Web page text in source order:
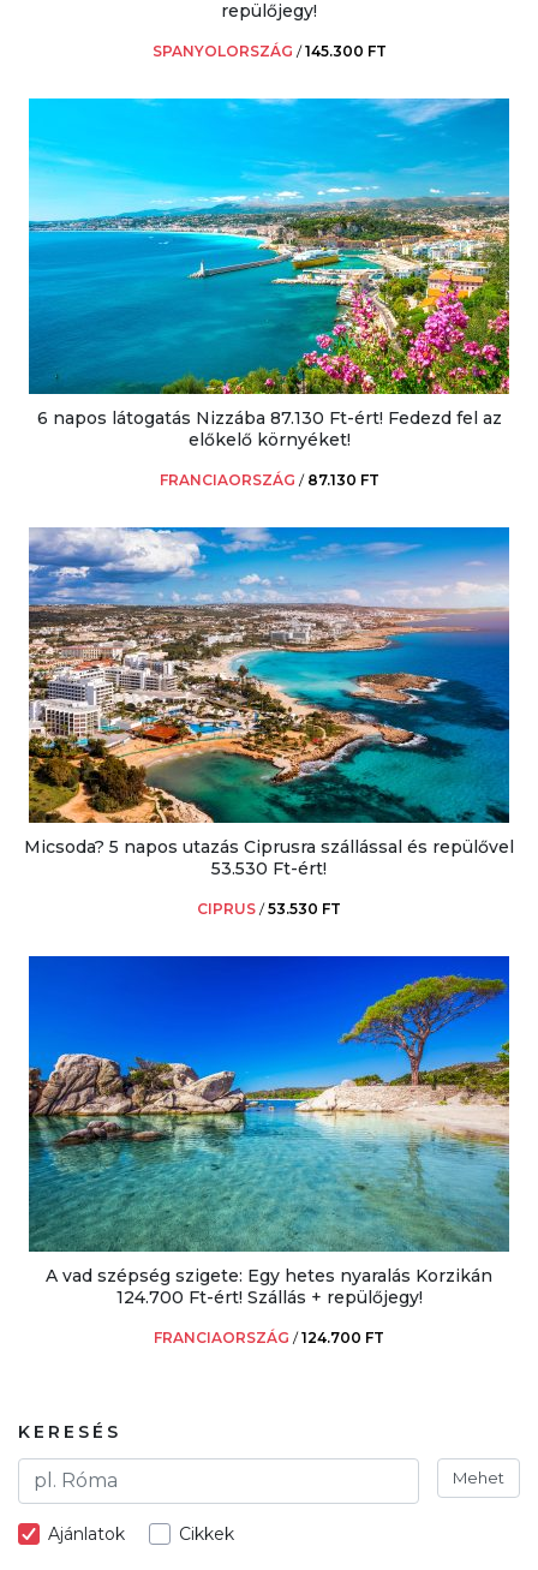
repülőjegy!
SPANYOLORSZÁG /145.300 FT
6 napos látogatás Nizzába 87.130 Ft-ért! Fedezd fel az
előkelő környéket!
FRANCIAORSZÁG / 87.130 FT
Micsoda? 5 napos utazás Ciprusra szállással és repülővel
53.530 Ft-ért!
CIPRUS /53.530 FT
A vad szépség szigete: Egy hetes nyaralás Korzikán
124.700 Ft-ért! Szállás + repülőjegy!
FRANCIAORSZÁG /124.700 FT
KERESÉS
Mehet
Ajánlatok Cikkek